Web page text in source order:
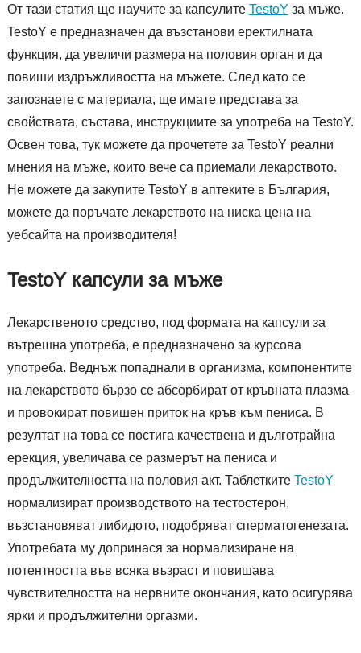
От тази статия ще научите за капсулите TestoY за мъже.
TestoY е предназначен да възстанови еректилната
функция, да увеличи размера на половия орган и да
повиши издръжливостта на мъжете. След като се
запознаете с материала, ще имате представа за
свойствата, състава, инструкциите за употреба на TestoY.
Освен това, тук можете да прочетете за TestoY реални
мнения на мъже, които вече са приемали лекарството.
Не можете да закупите TestoY в аптеките в България,
можете да поръчате лекарството на ниска цена на
уебсайта на производителя!
TestoY капсули за мъже
Лекарственото средство, под формата на капсули за
вътрешна употреба, е предназначено за курсова
употреба. Веднъж попаднали в организма, компонентите
на лекарството бързо се абсорбират от кръвната плазма
и провокират повишен приток на кръв към пениса. В
резултат на това се постига качествена и дълготрайна
ерекция, увеличава се размерът на пениса и
продължителността на половия акт. Таблетките TestoY
нормализират производството на тестостерон,
възстановяват либидото, подобряват сперматогенезата.
Употребата му допринася за нормализиране на
потентността във всяка възраст и повишава
чувствителността на нервните окончания, като осигурява
ярки и продължителни оргазми.